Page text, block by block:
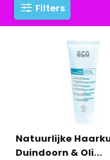
Filters
Natuurlijke
Duindoorn & Oli...